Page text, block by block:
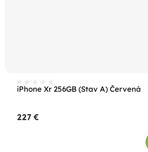
iPhone Xr 256GB (Stav A) Červená
227 €